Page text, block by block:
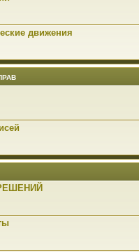
движения